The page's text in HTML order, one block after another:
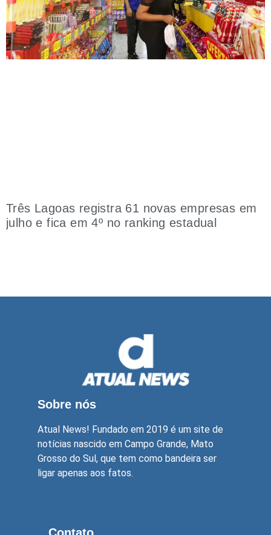
Três Lagoas registra 61 novas empresas em
julho e fica em 4º no ranking estadual
Sobre nós
Atual News! Fundado em 2019 é um site de
notícias nascido em Campo Grande, Mato
Grosso do Sul, que tem como bandeira ser
ligar apenas aos fatos.